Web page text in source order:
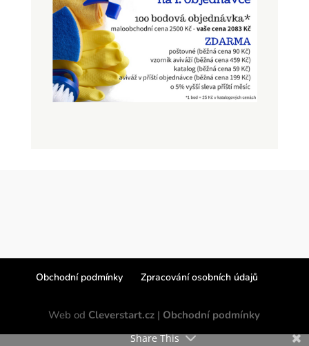
Obchodní podmínky Zpracování osobních údajů
Web od Cleverstart.cz | Obchodní podmínky
Share This